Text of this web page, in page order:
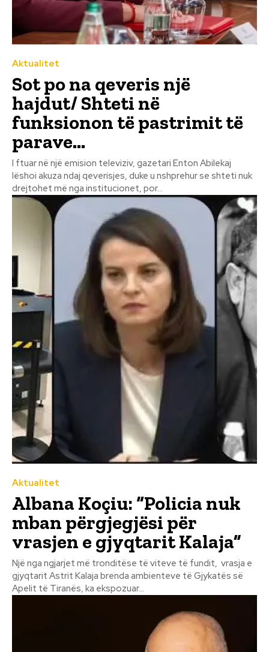
Aktualitet
Sot po na qeveris një
hajdut/ Shteti në
funksionon të pastrimit të
parave…
I ftuar në një emision televiziv, gazetari Enton Abilekaj
lëshoi akuza ndaj qeverisjes, duke u nshprehur se shteti nuk
drejtohet më nga institucionet, por...
Aktualitet
Albana Koçiu: “Policia nuk
mban përgjegjësi për
vrasjen e gjyqtarit Kalaja”
Një nga ngjarjet më tronditëse të viteve të fundit, vrasja e
gjyqtarit Astrit Kalaja brenda ambienteve të Gjykatës së
Apelit të Tiranës, ka ekspozuar...